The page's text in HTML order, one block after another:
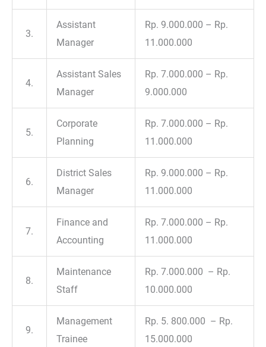
3.
Assistant
Manager
Rp. 9.000.000 – Rp.
11.000.000
4.
Assistant Sales
Manager
Rp. 7.000.000 – Rp.
9.000.000
5.
Corporate
Planning
Rp. 7.000.000 – Rp.
11.000.000
6.
District Sales
Manager
Rp. 9.000.000 – Rp.
11.000.000
7.
Finance and
Accounting
Rp. 7.000.000 – Rp.
11.000.000
8.
Maintenance
Staff
Rp. 7.000.000 – Rp.
10.000.000
9.
Management
Trainee
Rp. 5. 800.000 – Rp.
15.000.000